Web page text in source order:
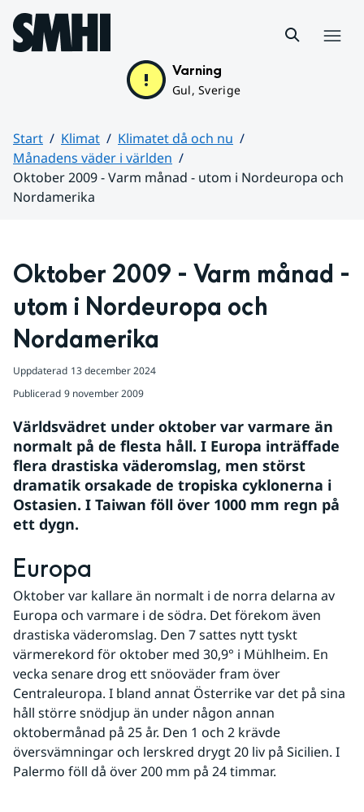
Hoppa till sidans innehåll
Varning
Gul, Sverige
Start Klimat
Klimatet då och nu
Månadens väder i världen
Oktober 2009 - Varm månad - utom i Nordeuropa och
Nordamerika
Oktober 2009 - Varm månad -
utom i Nordeuropa och
Nordamerika
Uppdaterad 13 december 2024
Publicerad 9 november 2009
Världsvädret under oktober var varmare än
normalt på de flesta håll. I Europa inträffade
flera drastiska väderomslag, men störst
dramatik orsakade de tropiska cyklonerna i
Ostasien. I Taiwan föll över 1000 mm regn på
ett dygn.
Europa
Oktober var kallare än normalt i de norra delarna av
Europa och varmare i de södra. Det förekom även
drastiska väderomslag. Den 7 sattes nytt tyskt
värmerekord för oktober med 30,9° i Mühlheim. En
vecka senare drog ett snöoväder fram över
Centraleuropa. I bland annat Österrike var det på sina
håll större snödjup än under någon annan
oktobermånad på 25 år. Den 1 och 2 krävde
översvämningar och lerskred drygt 20 liv på Sicilien. I
Palermo föll då över 200 mm på 24 timmar.